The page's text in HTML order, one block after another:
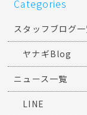
Categories
スタッフブログ
ヤナギBlog
ニュース一覧
LINE